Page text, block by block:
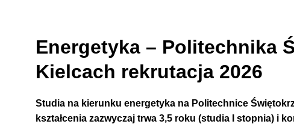
Energetyka – Politechnika
Kielcach rekrutacja 2026
Studia na kierunku energetyka na Politechnice
kształcenia zazwyczaj trwa 3,5 roku (studia I stopnia) i